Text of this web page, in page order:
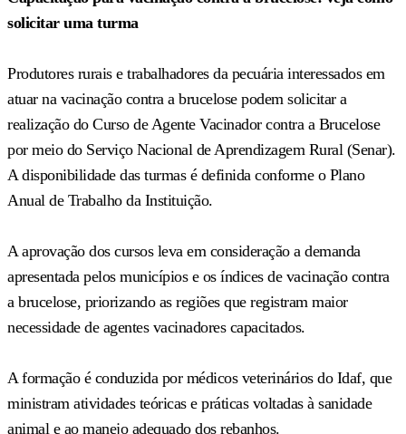
solicitar uma turma
Produtores rurais e trabalhadores da pecuária interessados em
atuar na vacinação contra a brucelose podem solicitar a
realização do Curso de Agente Vacinador contra a Brucelose
por meio do Serviço Nacional de Aprendizagem Rural (Senar).
A disponibilidade das turmas é definida conforme o Plano
Anual de Trabalho da Instituição.
A aprovação dos cursos leva em consideração a demanda
apresentada pelos municípios e os índices de vacinação contra
a brucelose, priorizando as regiões que registram maior
necessidade de agentes vacinadores capacitados.
A formação é conduzida por médicos veterinários do Idaf, que
ministram atividades teóricas e práticas voltadas à sanidade
animal e ao manejo adequado dos rebanhos.